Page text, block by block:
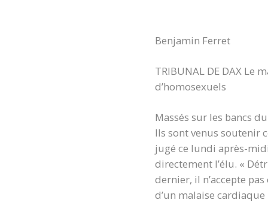
Benjamin Ferret
TRIBUNAL DE DAX Le
d’homosexuels
Massés sur les bancs
Ils sont venus soutenir
jugé ce lundi après-
directement l’élu. «
dernier, il n’accepte
d’un malaise